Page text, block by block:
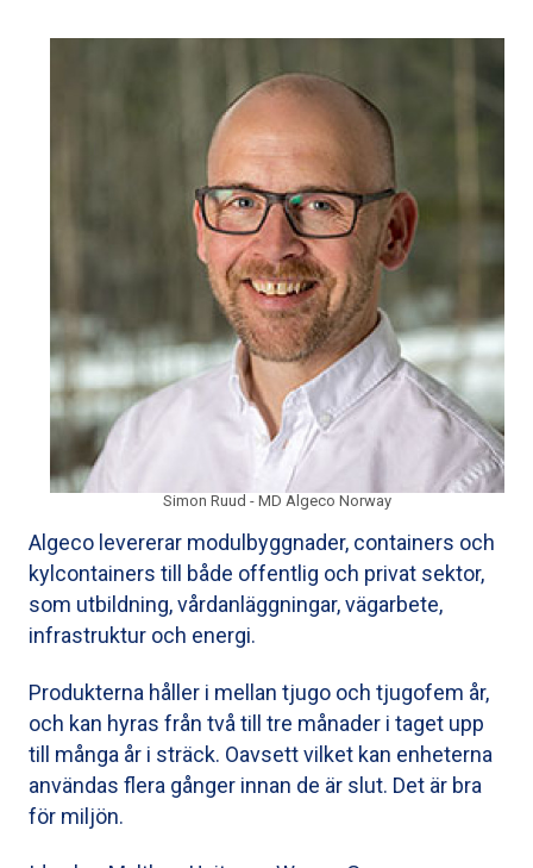
Simon Ruud - MD Algeco Norway
Algeco levererar modulbyggnader, containers och
kylcontainers till både offentlig och privat sektor,
som utbildning, vårdanläggningar, vägarbete,
infrastruktur och energi.
Produkterna håller i mellan tjugo och tjugofem år,
och kan hyras från två till tre månader i taget upp
till många år i sträck. Oavsett vilket kan enheterna
användas flera gånger innan de är slut. Det är bra
för miljön.